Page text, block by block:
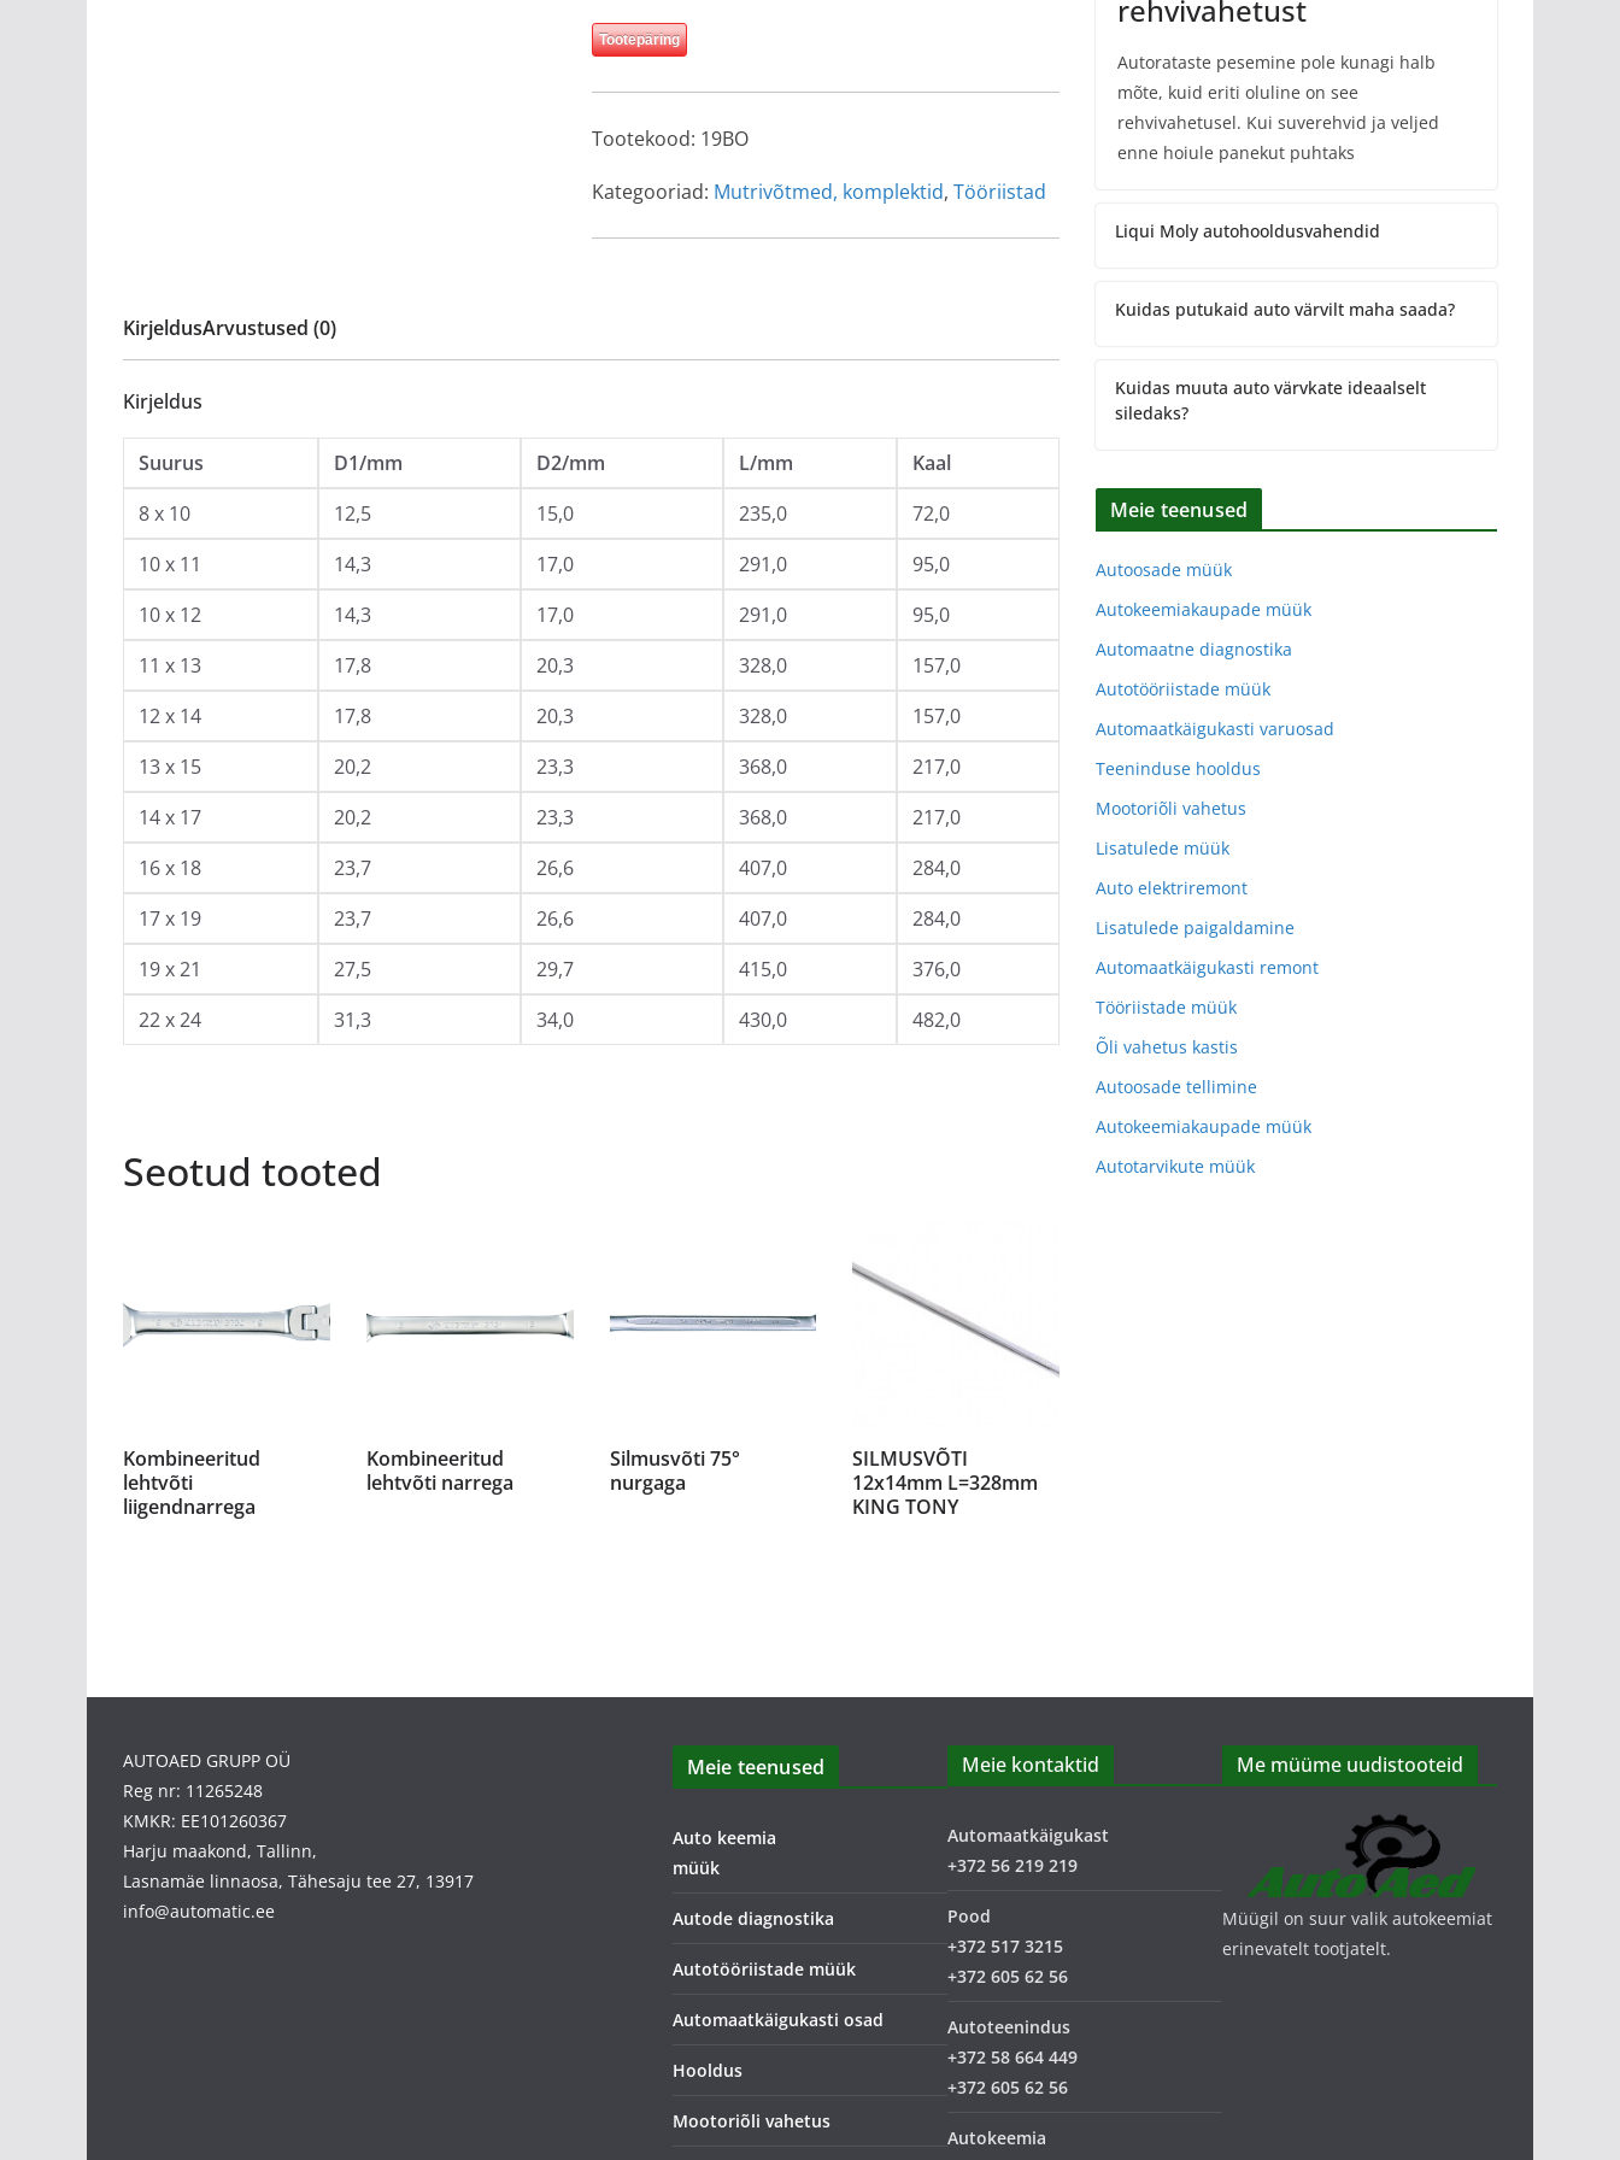
Tootepäring
Tootekood: 19BO
Kategooriad: Mutrivõtmed, komplektid, Tööriistad
KirjeldusArvustused (0)
Kirjeldus
Suurus D1/mm D2/mm L/mm
Kaal
8 x 10
12,5 15,0 235,0
72,0
10 x 11
14,3 17,0 291,0
95,0
10 x 12
14,3 17,0 291,0
95,0
11 x 13
17,8 20,3 328,0
157,0
12 x 14
17,8 20,3 328,0
157,0
13 x 15
20,2 23,3 368,0
217,0
14 x 17
20,2 23,3 368,0
217,0
16 x 18
23,7 26,6 407,0
284,0
17 x 19
23,7 26,6 407,0
284,0
19 x 21
27,5 29,7 415,0
376,0
22 x 24
31,3 34,0 430,0 482,0
Seotud tooted
Kombineeritud
lehtvõti
liigendnarrega
Kombineeritud
lehtvõti narrega
Silmusvõti 75°
nurgaga
SILMUSVÕTI
12x14mm L=328mm
KING TONY
rehvivahetust
Autorataste pesemine pole kunagi halb
mõte, kuid eriti oluline on see
rehvivahetusel. Kui suverehvid ja veljed
enne hoiule panekut puhtaks
Liqui Moly autohooldusvahendid
Kuidas putukaid auto värvilt maha saada?
Kuidas muuta auto värvkate ideaalselt
siledaks?
Meie teenused
Autoosade müük
Autokeemiakaupade müük
Automaatne diagnostika
Autotööriistade müük
Automaatkäigukasti varuosad
Teeninduse hooldus
Mootoriõli vahetus
Lisatulede müük
Auto elektriremont
Lisatulede paigaldamine
Automaatkäigukasti remont
Tööriistade müük
Õli vahetus kastis
Autoosade tellimine
Autokeemiakaupade müük
Autotarvikute müük
AUTOAED GRUPP OÜ
Reg nr: 11265248
KMKR: EE101260367
Harju maakond, Tallinn,
Lasnamäe linnaosa, Tähesaju tee 27, 13917
info@automatic.ee
Meie teenused
Auto keemia
müük
Autode diagnostika
Autotööriistade müük
Automaatkäigukasti osad
Hooldus
Mootoriõli vahetus
Meie kontaktid
Automaatkäigukast
+372 56 219 219
Pood
+372 517 3215
+372 605 62 56
Autoteenindus
+372 58 664 449
+372 605 62 56
Autokeemia
Me müüme uudistooteid
Müügil on suur valik autokeemiat
erinevatelt tootjatelt.